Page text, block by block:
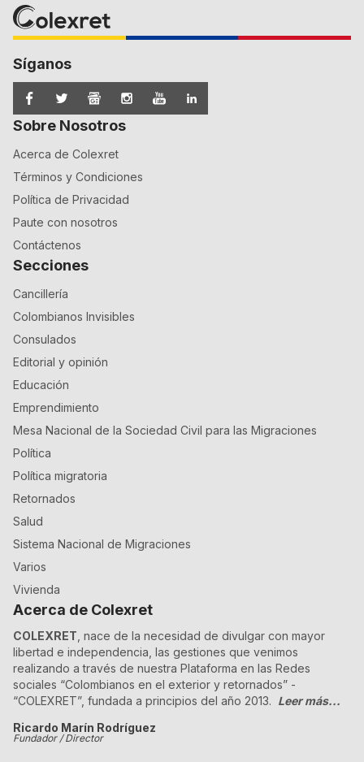
Síganos
Sobre Nosotros
Acerca de Colexret
Términos y Condiciones
Política de Privacidad
Paute con nosotros
Contáctenos
Secciones
Cancillería
Colombianos Invisibles
Consulados
Editorial y opinión
Educación
Emprendimiento
Mesa Nacional de la Sociedad Civil para las Migraciones
Política
Política migratoria
Retornados
Salud
Sistema Nacional de Migraciones
Varios
Vivienda
Acerca de Colexret
COLEXRET , nace de la necesidad de divulgar con mayor
libertad e independencia, las gestiones que venimos
realizando a través de nuestra Plataforma en las Redes
sociales “Colombianos en el exterior y retornados” -
“COLEXRET”, fundada a principios del año 2013. Leer más...
Ricardo Marín Rodríguez
Fundador / Director